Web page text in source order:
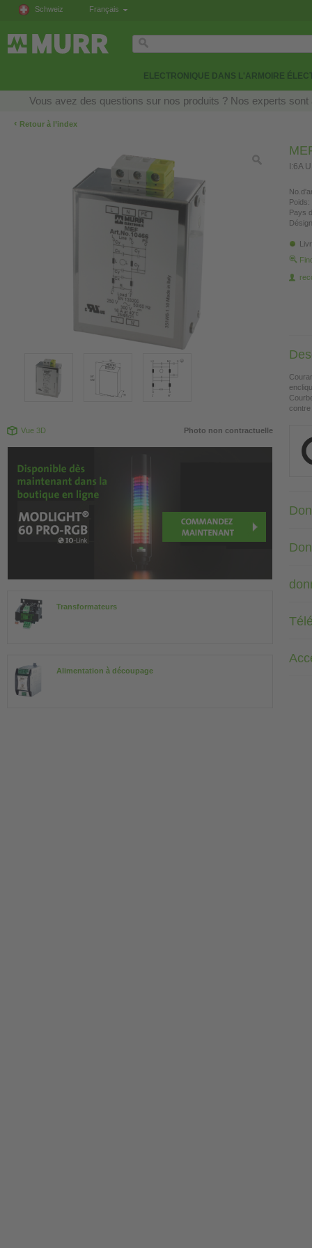
Schweiz Français
ELECTRONIQUE DANS L'ARMOIRE
Vous avez des questions sur nos produits ? Nos experts
‹ Retour à l’index
Vue 3D Photo non contractuelle
Transformateurs
Alimentation à découpage
I:6A
Poids:
Pays